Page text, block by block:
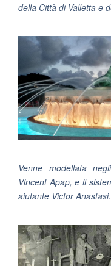
della Città di Valletta e
Venne modellata
Vincent Apap, e il
aiutante Victor Anastasi.